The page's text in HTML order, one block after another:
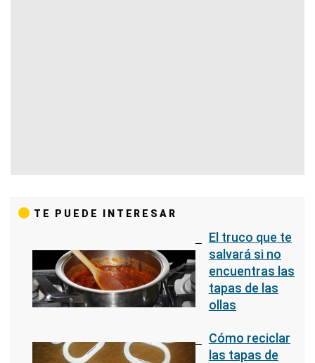
TE PUEDE INTERESAR
El truco que te
salvará si no
encuentras las
tapas de las
ollas
Cómo reciclar
las tapas de